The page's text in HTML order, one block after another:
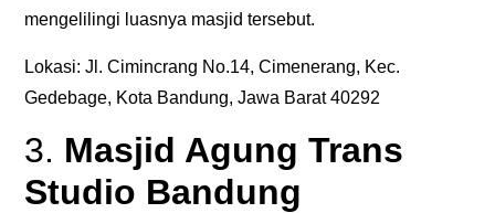
mengelilingi luasnya masjid tersebut.
Lokasi: Jl. Cimincrang No.14, Cimenerang, Kec.
Gedebage, Kota Bandung, Jawa Barat 40292
3. Masjid Agung Trans
Studio Bandung